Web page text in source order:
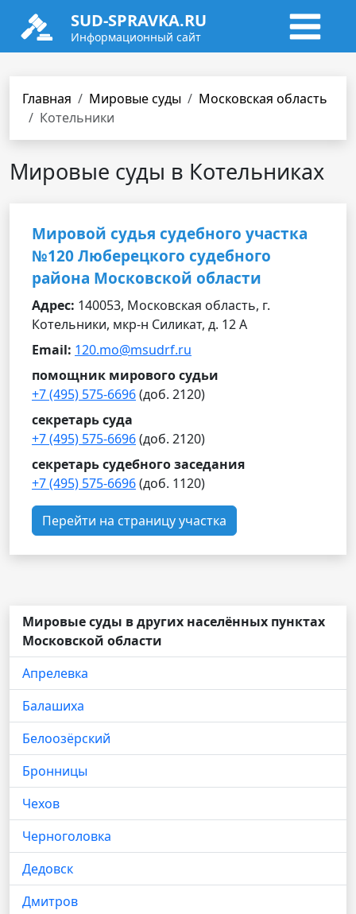
SUD-SPRAVKA.RU
Информационный сайт
Главная Мировые суды
Московская область
Котельники
Мировые суды в Котельниках
Мировой судья судебного участка
№120 Люберецкого судебного
района Московской области
Адрес: 140053, Московская область, г.
Котельники, мкр-н Силикат, д. 12 А
Email: 120.mo@msudrf.ru
помощник мирового судьи
+7 (495) 575-6696(доб. 2120)
секретарь суда
+7 (495) 575-6696(доб. 2120)
секретарь судебного заседания
+7 (495) 575-6696(доб. 1120)
Перейти на страницу участка
Мировые суды в других населённых пунктах
Московской области
Апрелевка
Балашиха
Белоозёрский
Бронницы
Чехов
Черноголовка
Дедовск
Дмитров